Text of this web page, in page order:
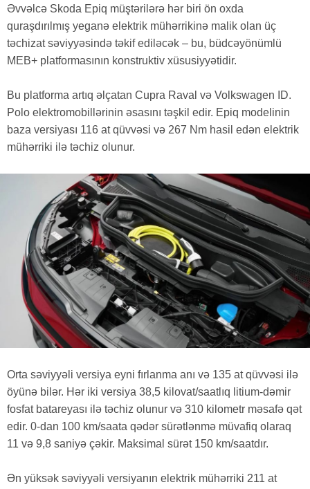
Əvvəlcə Skoda Epiq müştərilərə hər biri ön oxda
quraşdırılmış yeganə elektrik mühərrikinə malik olan üç
təchizat səviyyəsində təkif ediləcək – bu, büdcəyönümlü
MEB+ platformasının konstruktiv xüsusiyyətidir.
Bu platforma artıq əlçatan Cupra Raval və Volkswagen ID.
Polo elektromobillərinin əsasını təşkil edir. Epiq modelinin
baza versiyası 116 at qüvvəsi və 267 Nm hasil edən elektrik
mühərriki ilə təchiz olunur.
Orta səviyyəli versiya eyni fırlanma anı və 135 at qüvvəsi ilə
öyünə bilər. Hər iki versiya 38,5 kilovat/saatlıq litium-dəmir
fosfat batareyası ilə təchiz olunur və 310 kilometr məsafə qət
edir. 0-dan 100 km/saata qədər sürətlənmə müvafiq olaraq
11 və 9,8 saniyə çəkir. Maksimal sürət 150 km/saatdır.
Ən yüksək səviyyəli versiyanın elektrik mühərriki 211 at